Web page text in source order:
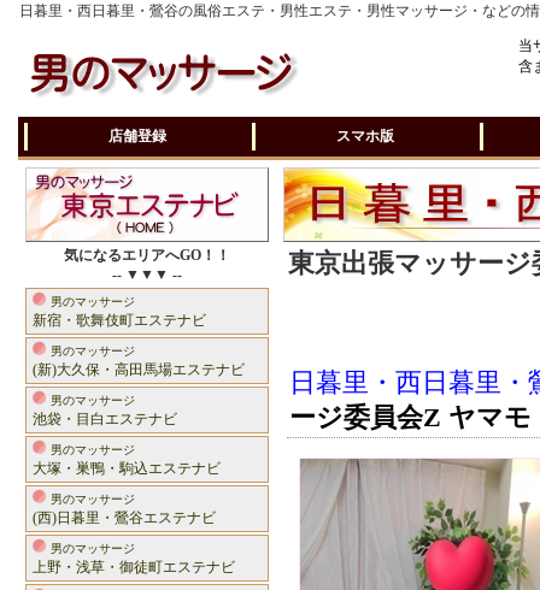
日暮里・西日暮里・鶯谷の風俗エステ・男性エステ・男性マッサージ・などの
当
含
店舗登録 スマホ版
気になるエリアへGO！！
-- ▼▼▼ --
男のマッサージ
新宿・歌舞伎町エステナビ
男のマッサージ
(新)大久保・高田馬場エステナビ
男のマッサージ
池袋・目白エステナビ
男のマッサージ
大塚・巣鴨・駒込エステナビ
男のマッサージ
(西)日暮里・鶯谷エステナビ
男のマッサージ
上野・浅草・御徒町エステナビ
東京出張マッサー
日暮里・西日暮里
ージ委員会Z ヤマモ